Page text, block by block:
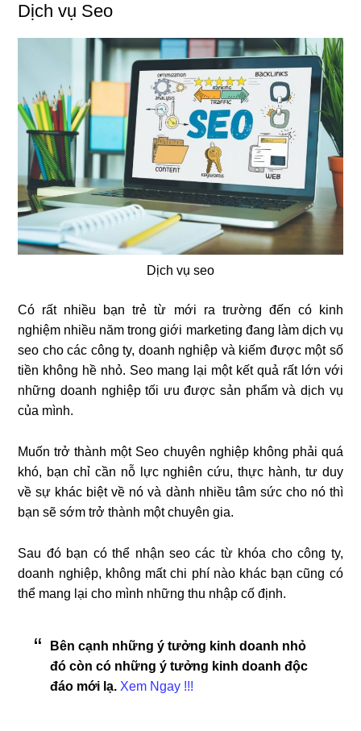
Dịch vụ Seo
Dịch vụ seo
Có rất nhiều bạn trẻ từ mới ra trường đến có kinh
nghiệm nhiều năm trong giới marketing đang làm dịch vụ
seo cho các công ty, doanh nghiệp và kiếm được một số
tiền không hề nhỏ. Seo mang lại một kết quả rất lớn với
những doanh nghiệp tối ưu được sản phẩm và dịch vụ
của mình.
Muốn trở thành một Seo chuyên nghiệp không phải quá
khó, bạn chỉ cần nỗ lực nghiên cứu, thực hành, tư duy
về sự khác biệt về nó và dành nhiều tâm sức cho nó thì
bạn sẽ sớm trở thành một chuyên gia.
Sau đó bạn có thể nhận seo các từ khóa cho công ty,
doanh nghiệp, không mất chi phí nào khác bạn cũng có
thể mang lại cho mình những thu nhập cố định.
Bên cạnh những ý tưởng kinh doanh nhỏ
đó còn có những ý tưởng kinh doanh độc
đáo mới lạ. Xem Ngay !!!